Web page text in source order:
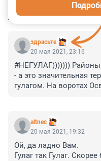
КОММЕНТАРИИ 54
здрасьте
20 мая 2021, 23:16
#НЕГУЛАГ)))))))
- а это значительная
гулагом. На воротах
altnec
20 мая 2021, 19:32
Ой, да ладно Вам.
Гулаг так Гулаг. Скорее